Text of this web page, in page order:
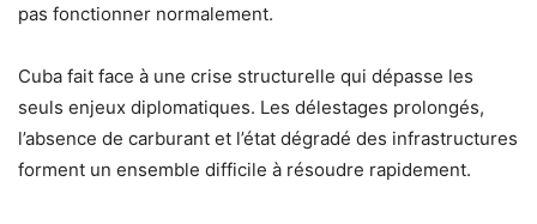
pas fonctionner normalement.
Cuba fait face à une crise structurelle qui dépasse les
seuls enjeux diplomatiques. Les délestages prolongés,
l’absence de carburant et l’état dégradé des infrastructures
forment un ensemble difficile à résoudre rapidement.